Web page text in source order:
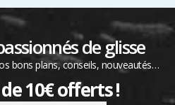
de glisse
bons plans, conseils, nouveautés…
10€ offerts !